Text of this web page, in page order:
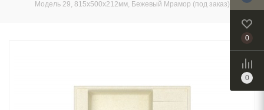
Модель 29, 815х500х212мм, Бежевый Мрамор (под заказ)
0
0